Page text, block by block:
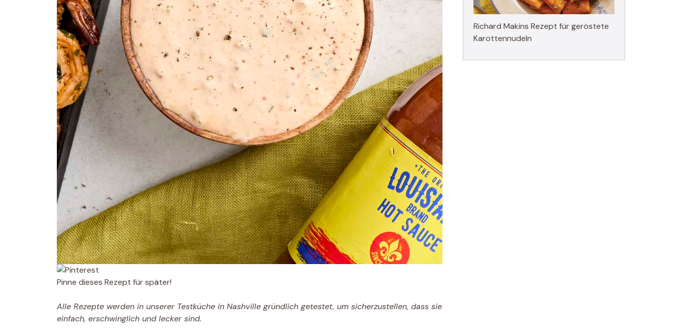
Pinne dieses Rezept für später!
Alle Rezepte werden in unserer Testküche in Nashville gründlich getestet, um sicherzustellen, dass sie
einfach, erschwinglich und lecker sind.
Richard Makins Rezept für geröstete
Karottennudeln